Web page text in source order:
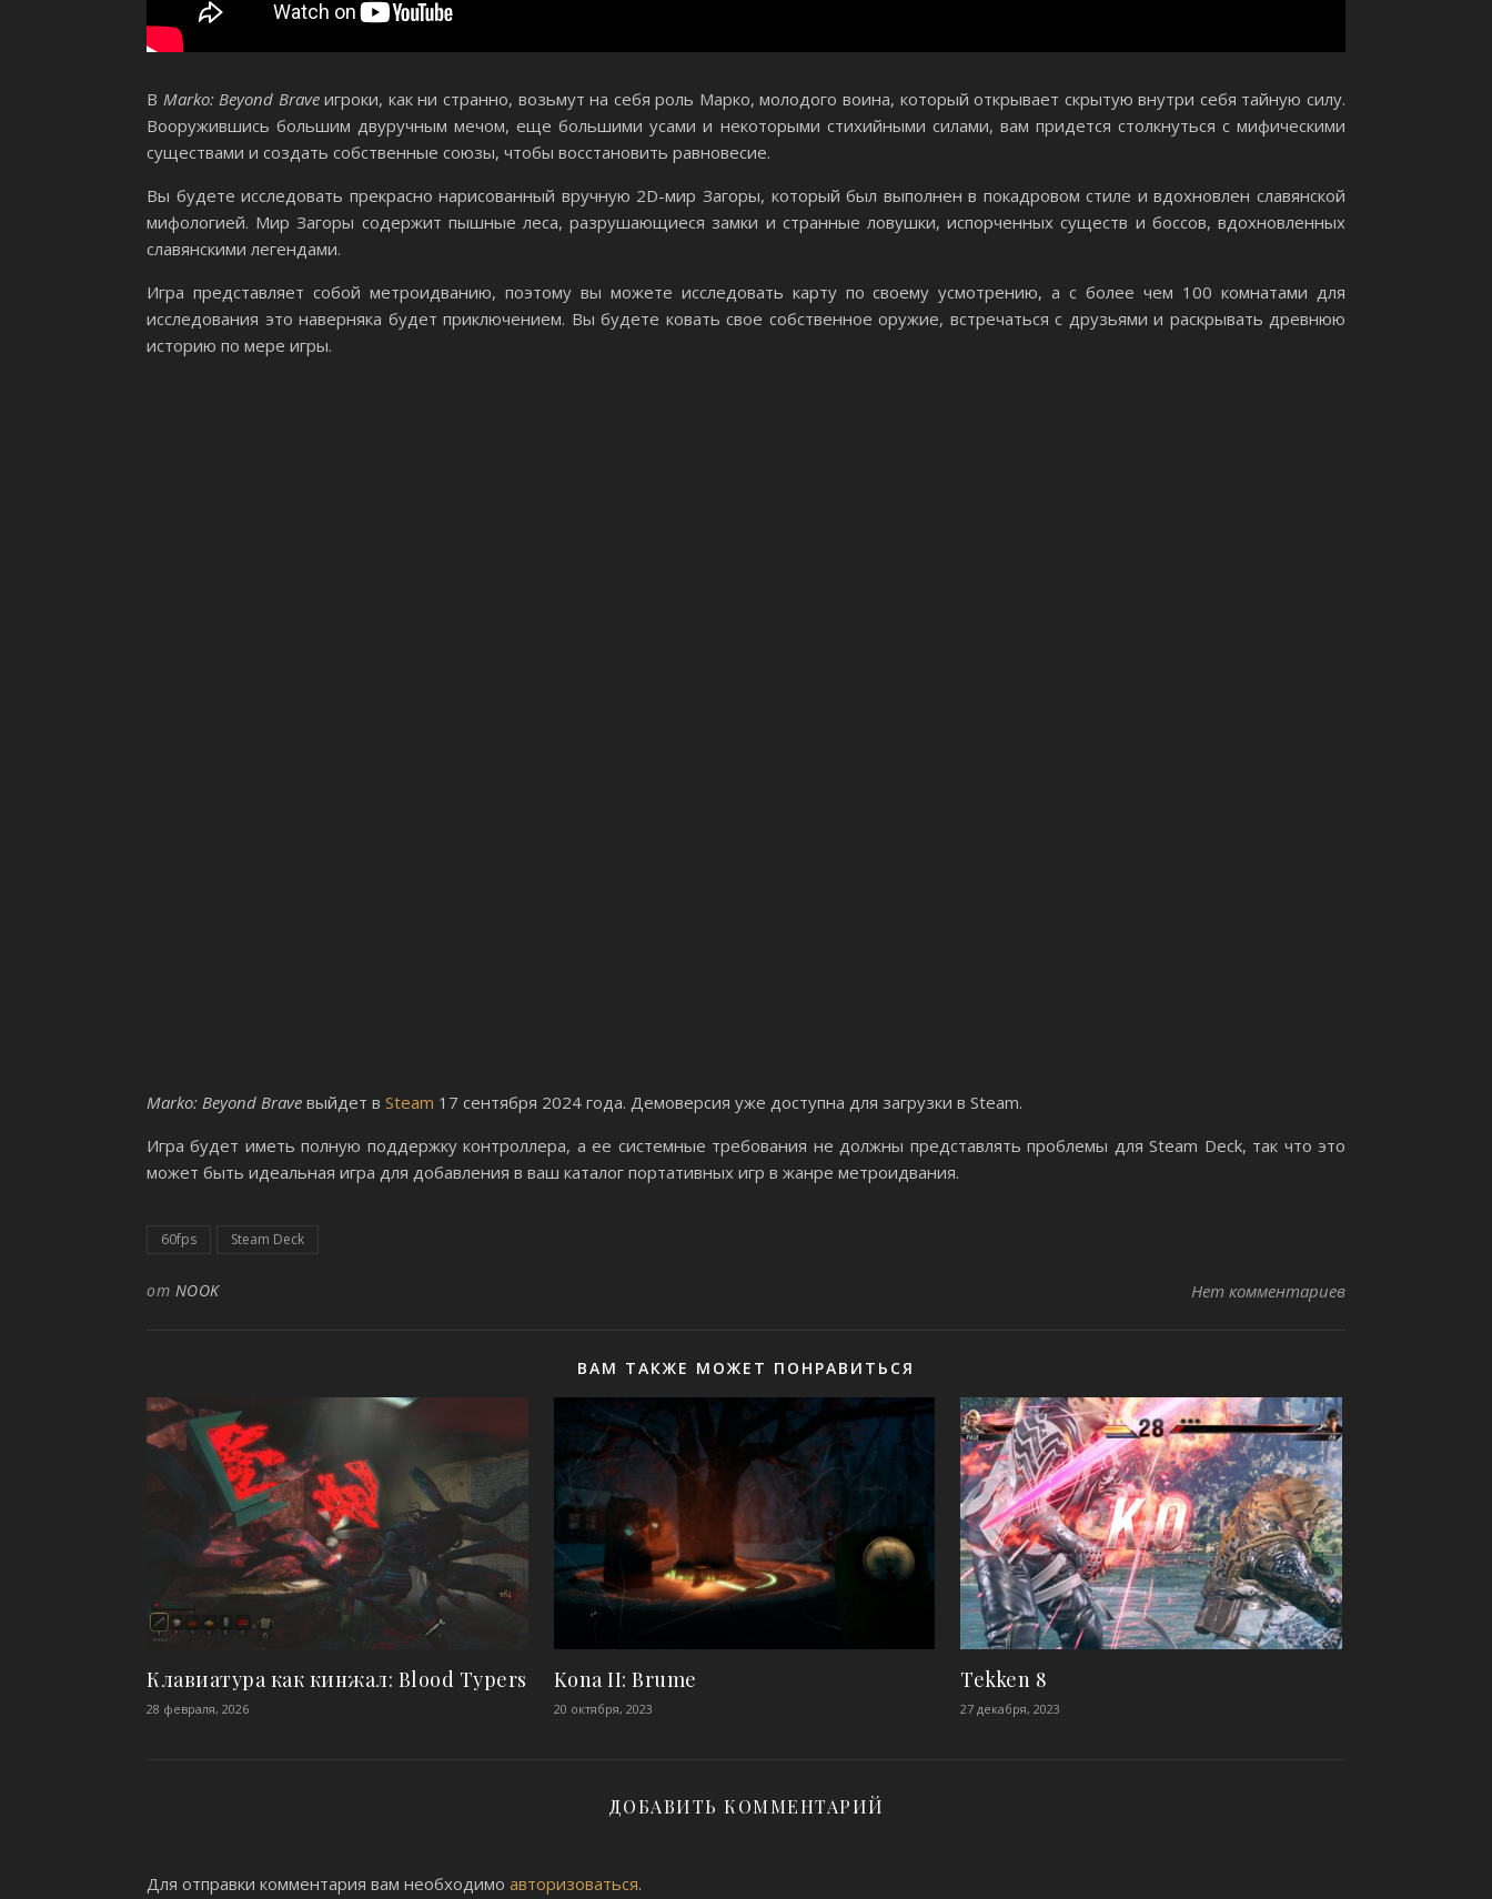
В Marko: Beyond Braveигроки, как ни странно, возьмут на себя роль Марко, молодого воина, который открывает скрытую внутри себя тайную силу.
Вооружившись большим двуручным мечом, еще большими усами и некоторыми стихийными силами, вам придется столкнуться с мифическими
существами и создать собственные союзы, чтобы восстановить равновесие.
Вы будете исследовать прекрасно нарисованный вручную 2D-мир Загоры, который был выполнен в покадровом стиле и вдохновлен славянской
мифологией. Мир Загоры содержит пышные леса, разрушающиеся замки и странные ловушки, испорченных существ и боссов, вдохновленных
славянскими легендами.
Игра представляет собой метроидванию, поэтому вы можете исследовать карту по своему усмотрению, а с более чем 100 комнатами для
исследования это наверняка будет приключением. Вы будете ковать свое собственное оружие, встречаться с друзьями и раскрывать древнюю
историю по мере игры.
Marko: Beyond Brave выйдет в Steam 17 сентября 2024 года. Демоверсия уже доступна для загрузки в Steam.
Игра будет иметь полную поддержку контроллера, а ее системные требования не должны представлять проблемы для Steam Deck, так что это
может быть идеальная игра для добавления в ваш каталог портативных игр в жанре метроидвания.
60fps Steam Deck
от NOOK Нет комментариев
ВАМ ТАКЖЕ МОЖЕТ ПОНРАВИТЬСЯ
Клавиатура как кинжал: Blood Typers
28 февраля, 2026
Kona II: Brume
20 октября, 2023
Tekken 8
27 декабря, 2023
ДОБАВИТЬ КОММЕНТАРИЙ
Для отправки комментария вам необходимо авторизоваться.